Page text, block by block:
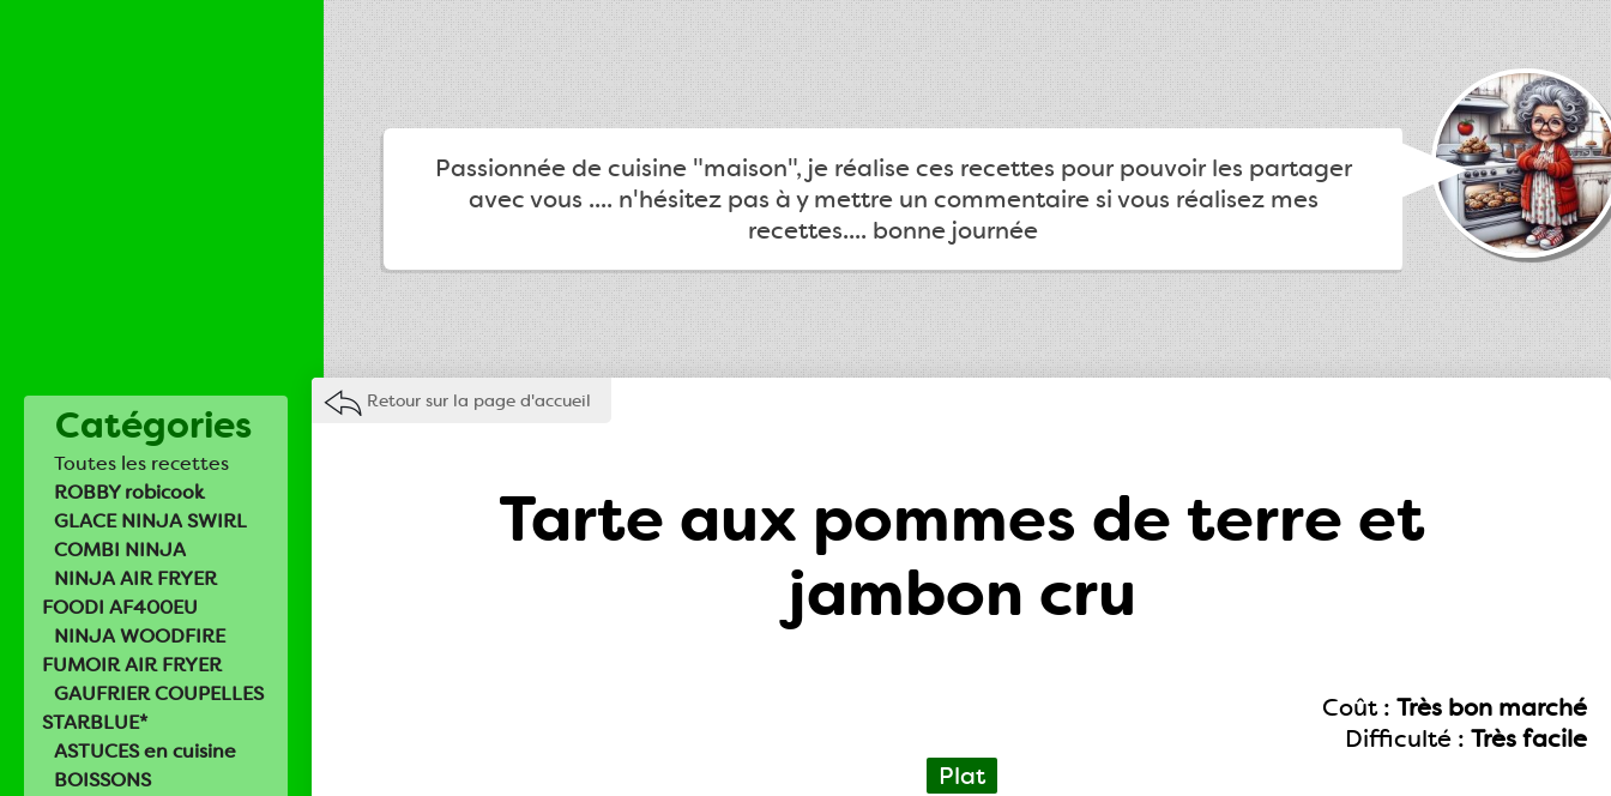
Passionnée de cuisine "maison", je réalise ces recettes pour pouvoir les partager
avec vous .... n'hésitez pas à y mettre un commentaire si vous réalisez mes
recettes.... bonne journée
Catégories
Toutes les recettes
ROBBY robicook
GLACE NINJA SWIRL
COMBI NINJA
NINJA AIR FRYER
FOODI AF400EU
NINJA WOODFIRE
FUMOIR AIR FRYER
GAUFRIER COUPELLES
STARBLUE*
ASTUCES en cuisine
BOISSONS
Retour sur la page d'accueil
Tarte aux pommes de terre et
jambon cru
Coût : Très bon marché
Difficulté : Très facile
Plat